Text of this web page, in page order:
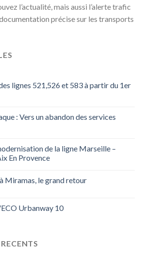
l’actualité, mais aussi l’alerte trafic
précise sur les transports
lignes 521,526 et 583 à partir du 1er
: Vers un abandon des services
de la ligne Marseille –
En Provence
Miramas, le grand retour
Urbanway 10